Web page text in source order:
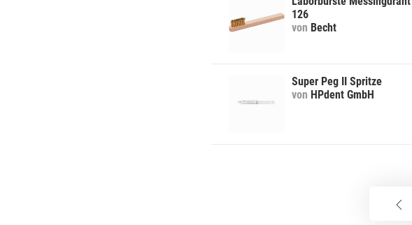
126
von Becht
Super Peg II Spritze
von HPdent GmbH